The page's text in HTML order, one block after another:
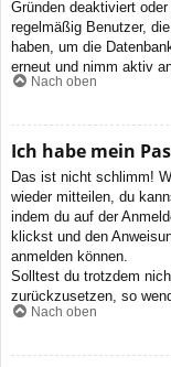
Gründen deaktiviert
regelmäßig Benutzer,
haben, um die
erneut und nimm aktiv
Nach oben
Ich habe mein
Das ist nicht schlimm!
wieder mitteilen, du
indem du auf der
klickst und den
anmelden können.
Solltest du trotzdem
zurückzusetzen, so
Nach oben